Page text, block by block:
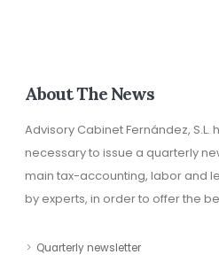
About The News
Advisory Cabinet Fernández, S.L.
necessary to issue a quarterly
main tax-accounting, labor and
by experts, in order to offer the
Quarterly newsletter